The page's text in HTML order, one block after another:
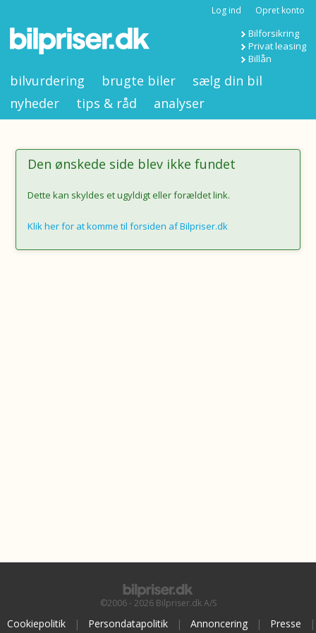
Log ind Opret konto
Bilforsikring
Privat leasing
Billån
bilvurdering brugte biler
sælg din bil
nyheder
tips & råd analyser
Den ønskede side blev ikke fundet
Dette kan skyldes et ugyldigt eller forældet link.
Klik her for at komme til forsiden af Bilpriser.dk
©2006 - 2026 Bilpriser.dk A/S
Cookiepolitik | Persondatapolitik | Annoncering | Presse
|